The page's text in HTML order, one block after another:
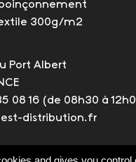
300g/m2
Port Albert
08 16 (de 08h30 à
distribution.fr